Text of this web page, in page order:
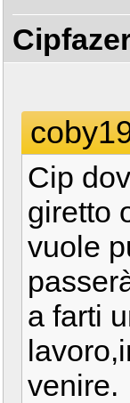
Cip
giretto
vuole
a farti
venire.